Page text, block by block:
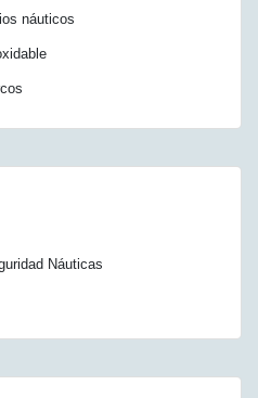
náuticos
Náuticas